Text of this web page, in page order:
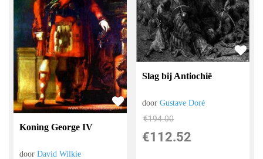
Koning George IV
doorDavid Wilkie
Slag bij Antiochië
doorGustave Doré
€194.00
€112.52